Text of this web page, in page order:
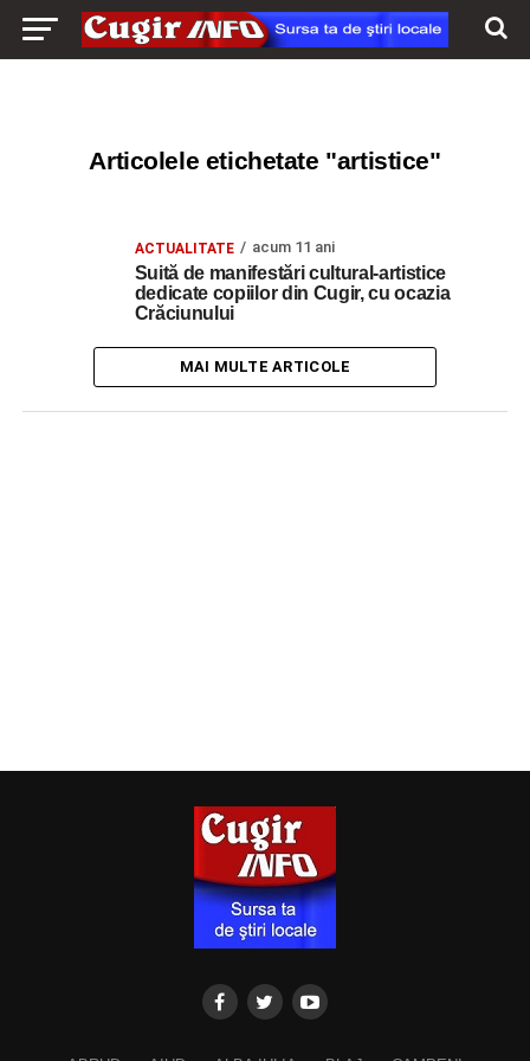
Articolele etichetate "artistice"
ACTUALITATE acum 11 ani
Suită de manifestări cultural-artistice
dedicate copiilor din Cugir, cu ocazia
Crăciunului
MAI MULTE ARTICOLE